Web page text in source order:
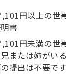
円以上の世
書
円未満の世
または姉がい
提出は不要です